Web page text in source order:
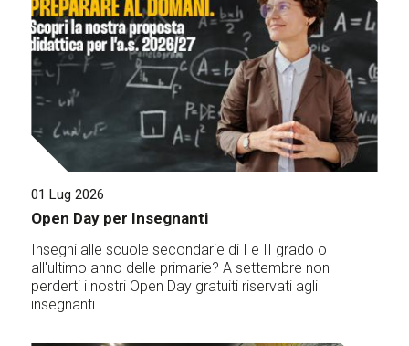
01 Lug 2026
Open Day per Insegnanti
Insegni alle scuole secondarie di I e II grado o
all'ultimo anno delle primarie? A settembre non
perderti i nostri Open Day gratuiti riservati agli
insegnanti.